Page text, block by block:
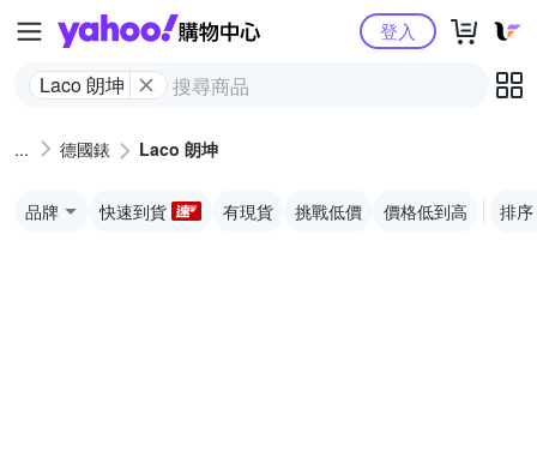
Yahoo購物中心
Laco 朗坤
登入
德國錶 Laco 朗坤
品牌 快速到貨 有現貨 挑戰低價 價格低到高 排序